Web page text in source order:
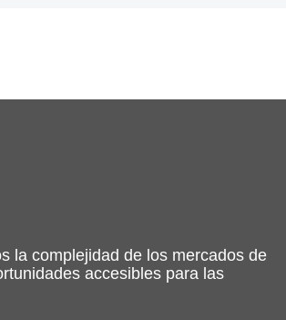
la complejidad de los mercados de
accesibles para las